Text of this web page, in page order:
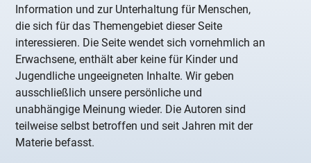
Information und zur Unterhaltung für Menschen,
die sich für das Themengebiet dieser Seite
interessieren. Die Seite wendet sich vornehmlich an
Erwachsene, enthält aber keine für Kinder und
Jugendliche ungeeigneten Inhalte. Wir geben
ausschließlich unsere persönliche und
unabhängige Meinung wieder. Die Autoren sind
teilweise selbst betroffen und seit Jahren mit der
Materie befasst.